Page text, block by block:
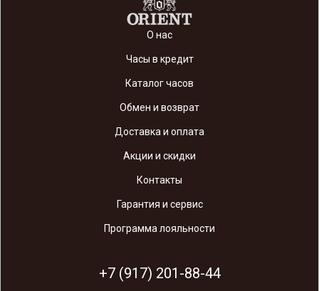
О нас
Часы в кредит
Каталог часов
Обмен и возврат
Доставка и оплата
Акции и скидки
Контакты
Гарантия и сервис
Программа лояльности
+7 (917) 201-88-44